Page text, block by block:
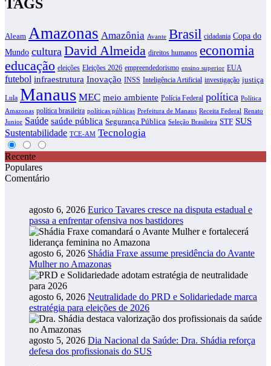
TAGS
Aleam Amazonas Amazônia Avante Brasil cidadania Copa do
Mundo cultura David Almeida direitos humanos economia
educação eleições Eleições 2026 empreendedorismo ensino superior EUA
futebol infraestrutura Inovação INSS Inteligência Artificial investigação justiça
Lula Manaus MEC meio ambiente Polícia Federal política Política
Amazonas política brasileira políticas públicas Prefeitura de Manaus Receita Federal Renato
Junior Saúde saúde pública Segurança Pública Seleção Brasileira STF SUS
Sustentabilidade TCE-AM Tecnologia
Recente
Populares
Comentário
agosto 6, 2026 Eurico Tavares cresce na disputa estadual e
passa a enfrentar ofensiva nos bastidores
agosto 6, 2026 Shádia Fraxe assume presidência do Avante
Mulher no Amazonas
agosto 6, 2026 Neutralidade do PRD e Solidariedade marca
estratégia para eleições de 2026
agosto 5, 2026 Dia Nacional da Saúde: Dra. Shádia reforça
defesa dos profissionais do SUS